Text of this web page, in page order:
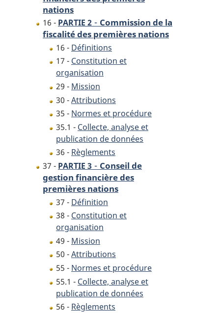
nations
16 - PARTIE 2 - Commission de la
fiscalité des premières nations
16 - Définitions
17 - Constitution et
organisation
29 - Mission
30 -Attributions
35 - Normes et procédure
35.1 - Collecte, analyse et
publication de données
36 - Règlements
37 - PARTIE 3 - Conseil de
gestion financière des
premières nations
37 - Définition
38 - Constitution et
organisation
49 - Mission
50 -Attributions
55 - Normes et procédure
55.1 - Collecte, analyse et
publication de données
56 - Règlements